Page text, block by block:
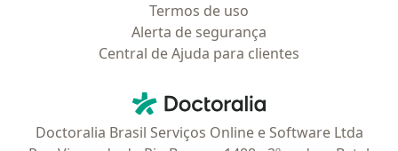
Termos de uso
Alerta de segurança
Central de Ajuda para clientes
Doctoralia - Homepage
Doctoralia Brasil Serviços Online e Software Ltda